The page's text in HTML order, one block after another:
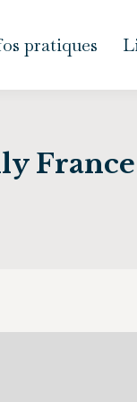
pratiques
France